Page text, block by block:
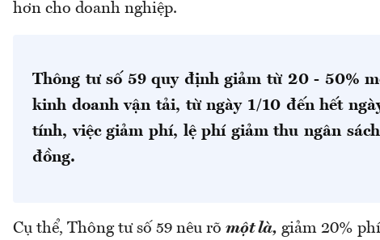
hơn cho doanh nghiệp.
Thông tư số 59 quy định giảm từ 20 - 50%
kinh doanh vận tải, từ ngày 1/10 đến hết
tính, việc giảm phí, lệ phí giảm thu ngân
đồng.
Cụ thể, Thông tư số 59 nêu rõ một là, giảm 20%